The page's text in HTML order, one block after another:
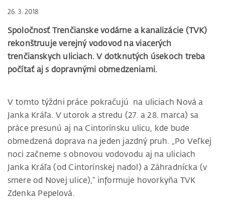
26. 3. 2018
Spoločnosť Trenčianske vodárne a kanalizácie (TVK)
rekonštruuje verejný vodovod na viacerých
trenčianskych uliciach. V dotknutých úsekoch treba
počítať aj s dopravnými obmedzeniami.
V tomto týždni práce pokračujú na uliciach Nová a
Janka Kráľa. V utorok a stredu (27. a 28. marca) sa
práce presunú aj na Cintorínsku ulicu, kde bude
obmedzená doprava na jeden jazdný pruh. „Po Veľkej
noci začneme s obnovou vodovodu aj na uliciach
Janka Kráľa (od Cintorínskej nadol) a Záhradnícka (v
smere od Novej ulice),“ informuje hovorkyňa TVK
Zdenka Pepelová.